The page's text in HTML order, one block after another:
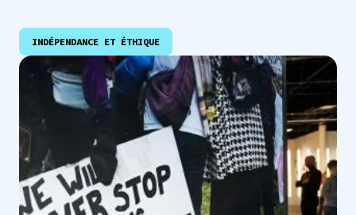
INDÉPENDANCE ET ÉTHIQUE